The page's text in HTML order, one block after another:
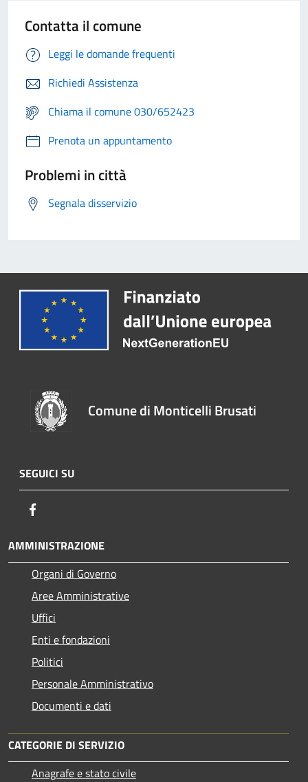
Contatta il comune
Leggi le domande frequenti
Richiedi Assistenza
Chiama il comune 030/652423
Prenota un appuntamento
Problemi in città
Segnala disservizio
Comune di Monticelli Brusati
SEGUICI SU
AMMINISTRAZIONE
Organi di Governo
Aree Amministrative
Uffici
Enti e fondazioni
Politici
Personale Amministrativo
Documenti e dati
CATEGORIE DI SERVIZIO
Anagrafe e stato civile